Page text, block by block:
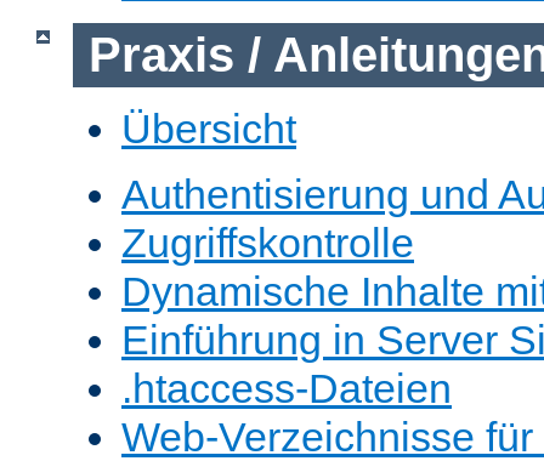
Praxis /
Übersicht
Authentisierung und
Zugriffskontrolle
Dynamische Inhalte
Einführung in Server
.htaccess-Dateien
Web-Verzeichnisse